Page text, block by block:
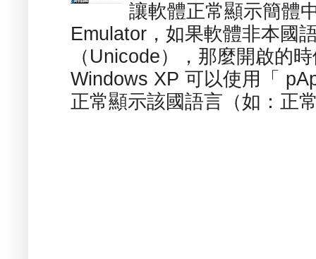
讓軟體正常顯示簡體
Emulator，如果軟體非本國
（Unicode），那麼開啟的
Windows XP 可以使用「
正常顯示該國語言（如：正